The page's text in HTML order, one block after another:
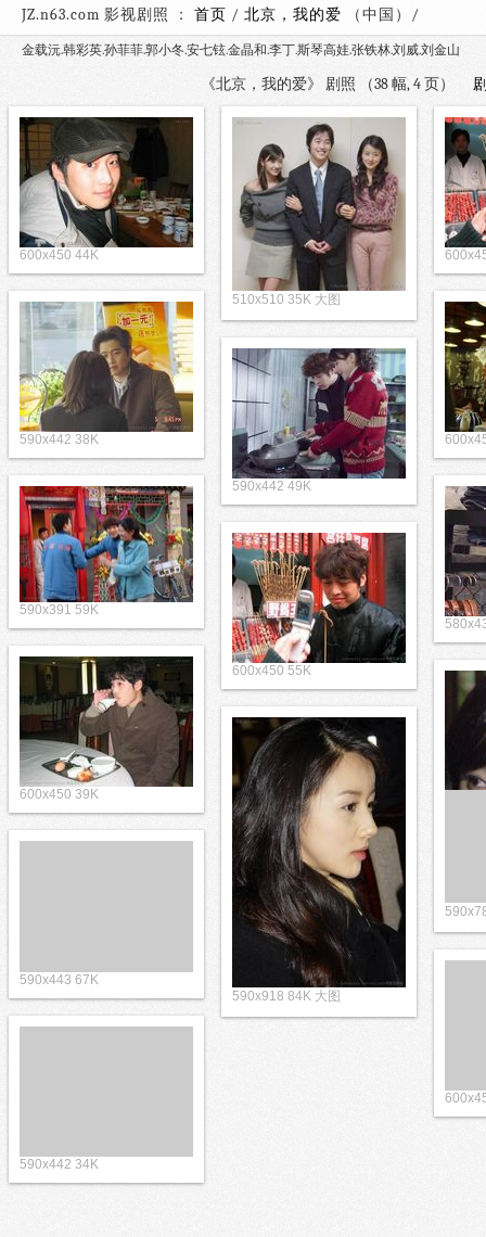
JZ.n63.com 影视剧照 ： 首页 / 北京，我的爱 （中国
金载沅.韩彩英.孙菲菲.郭小冬.安七铉.金晶和.李丁.斯琴高娃.张铁林.刘威.刘金山
《北京，我的爱》 剧照 （38 幅, 4 页）
600x450 44K
510x510 35K 大图
590x442 38K
590x442 49K
590x391 59K
600x450 55K
600x450 39K
590x918 84K 大图
590x443 67K
590x442 34K